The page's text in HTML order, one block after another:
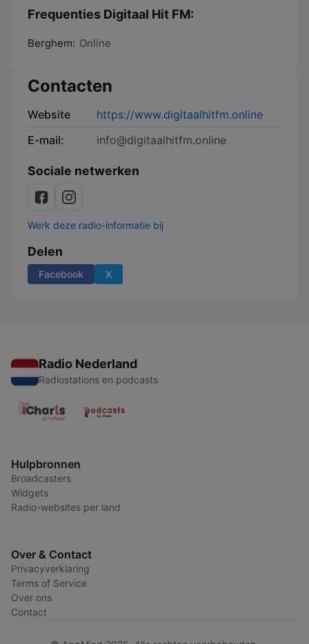
Frequenties Digitaal Hit FM:
Berghem: Online
Contacten
Website
https://www.digitaalhitfm.online
E-mail:
info@digitaalhitfm.online
Sociale netwerken
Werk deze radio-informatie bij
Delen
Facebook X
Radio Nederland
Radiostations en podcasts
Hulpbronnen
Broadcasters
Widgets
Radio-websites per land
Over & Contact
Privacyverklaring
Terms of Service
Over ons
Contact